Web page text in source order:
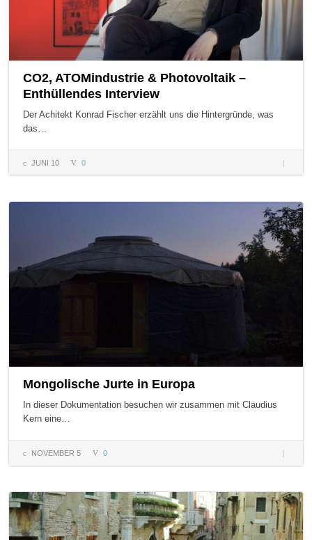
CO2, ATOMindustrie & Photovoltaik –
Enthüllendes Interview
Der Achitekt Konrad Fischer erzählt uns die Hintergründe, was
das…
JUNI 10 0
–
Mongolische Jurte in Europa
In dieser Dokumentation besuchen wir zusammen mit Claudius
Kern eine…
NOVEMBER 5 0
Jurte in